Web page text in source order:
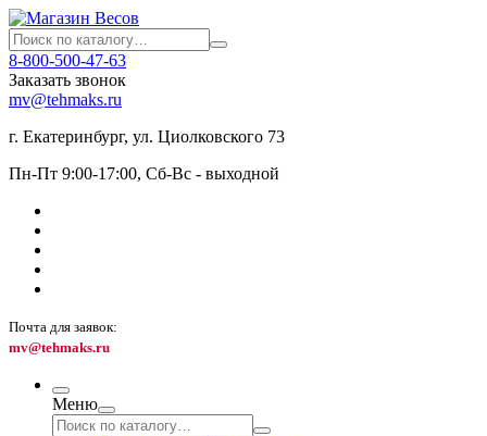
8-800-500-47-63
Заказать звонок
mv@tehmaks.ru
г. Екатеринбург, ул. Циолковского 73
Пн-Пт 9:00-17:00, Сб-Вс - выходной
Почта для заявок:
mv@tehmaks.ru
Меню